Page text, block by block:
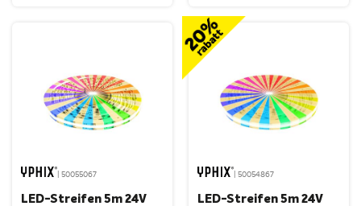
| 50055067
LED-Streifen 5m 24V
| 50054867
LED-Streifen 5m 24V